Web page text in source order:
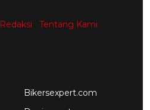
Redaksi
Tentang Kami
Bikersexpert.com